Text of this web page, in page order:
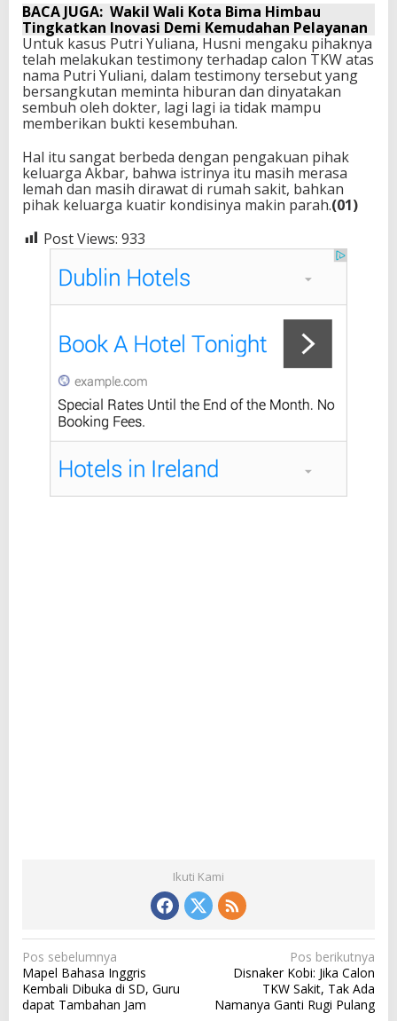
BACA JUGA: Wakil Wali Kota Bima Himbau
Tingkatkan Inovasi Demi Kemudahan Pelayanan
Untuk kasus Putri Yuliana, Husni mengaku pihaknya
telah melakukan testimony terhadap calon TKW atas
nama Putri Yuliani, dalam testimony tersebut yang
bersangkutan meminta hiburan dan dinyatakan
sembuh oleh dokter, lagi lagi ia tidak mampu
memberikan bukti kesembuhan.
Hal itu sangat berbeda dengan pengakuan pihak
keluarga Akbar, bahwa istrinya itu masih merasa
lemah dan masih dirawat di rumah sakit, bahkan
pihak keluarga kuatir kondisinya makin parah.(01)
Post Views: 933
Ikuti Kami
N
a
v
Pos sebelumnya
Mapel Bahasa Inggris
Kembali Dibuka di SD, Guru
dapat Tambahan Jam
Pos berikutnya
Disnaker Kobi: Jika Calon
TKW Sakit, Tak Ada
Namanya Ganti Rugi Pulang